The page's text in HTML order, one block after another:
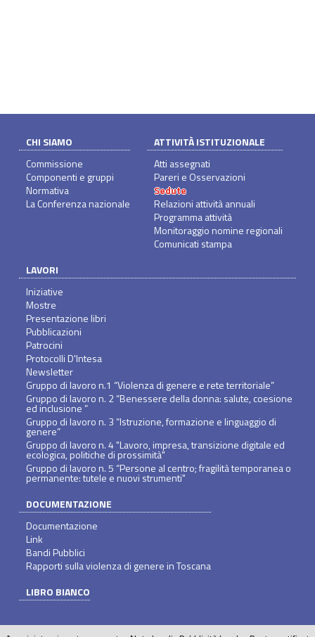
CHI SIAMO
Commissione
Componenti e gruppi
Normativa
La Conferenza nazionale
ATTIVITÀ ISTITUZIONALE
Atti assegnati
Pareri e Osservazioni
Sedute
Relazioni attività annuali
Programma attività
Monitoraggio nomine regionali
Comunicati stampa
LAVORI
Iniziative
Mostre
Presentazione libri
Pubblicazioni
Patrocini
Protocolli D'Intesa
Newsletter
Gruppo di lavoro n.1 “Violenza di genere e rete territoriale”
Gruppo di lavoro n. 2 “Benessere della donna: salute, coesione
ed inclusione ”
Gruppo di lavoro n. 3 “Istruzione, formazione e linguaggio di
genere”
Gruppo di lavoro n. 4 "Lavoro, impresa, transizione digitale ed
ecologica, politiche di prossimità"
Gruppo di lavoro n. 5 “Persone al centro; fragilità temporanea o
permanente: tutele e nuovi strumenti"
DOCUMENTAZIONE
Documentazione
Link
Bandi Pubblici
Rapporti sulla violenza di genere in Toscana
LIBRO BIANCO